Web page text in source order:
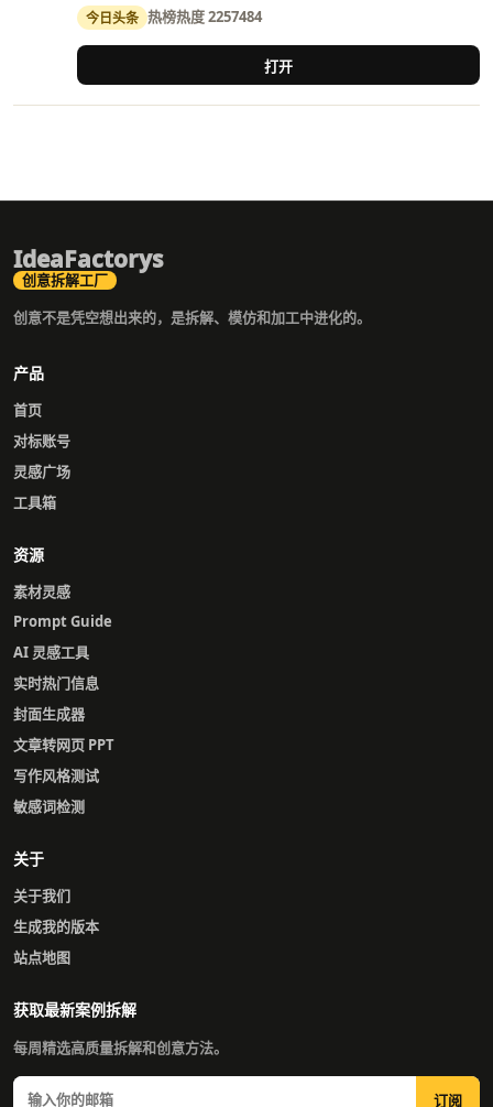
今日头条 热榜热度 2257484
打开
IdeaFactorys
创意拆解工厂
创意不是凭空想出来的，是拆解、模仿和加工中进化的。
产品
首页
对标账号
灵感广场
工具箱
资源
素材灵感
Prompt Guide
AI 灵感工具
实时热门信息
封面生成器
文章转网页 PPT
写作风格测试
敏感词检测
关于
关于我们
生成我的版本
站点地图
获取最新案例拆解
每周精选高质量拆解和创意方法。
订阅